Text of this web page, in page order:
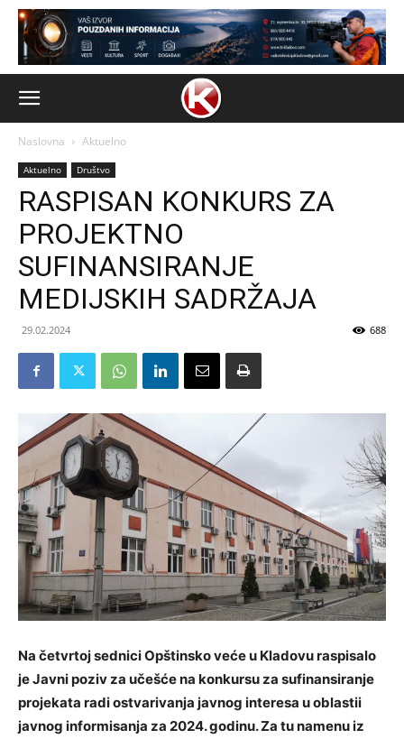
Naslovna Aktuelno
Aktuelno Društvo
RASPISAN KONKURS ZA
PROJEKTNO
SUFINANSIRANJE
MEDIJSKIH SADRŽAJA
29.02.2024 688
Na četvrtoj sednici Opštinsko veće u Kladovu raspisalo
je Javni poziv za učešće na konkursu za sufinansiranje
projekata radi ostvarivanja javnog interesa u oblastii
javnog informisanja za 2024. godinu. Za tu namenu iz